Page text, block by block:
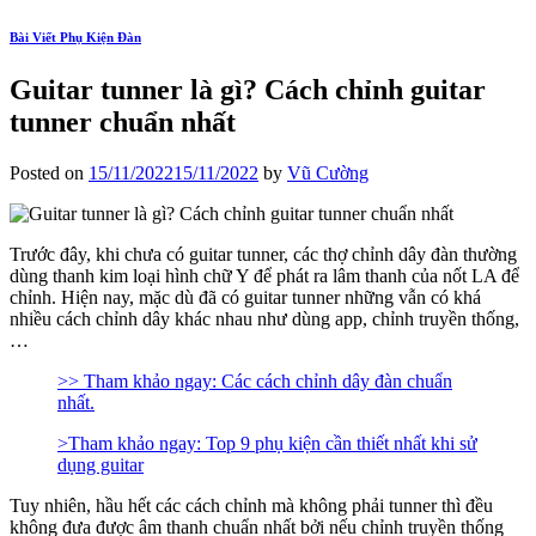
Bài Viết Phụ Kiện Đàn
Guitar tunner là gì? Cách chỉnh guitar
tunner chuẩn nhất
Posted on 15/11/202215/11/2022 by Vũ Cường
Trước đây, khi chưa có guitar tunner, các thợ chỉnh dây đàn thường
dùng thanh kim loại hình chữ Y để phát ra lâm thanh của nốt LA để
chỉnh. Hiện nay, mặc dù đã có guitar tunner những vẫn có khá
nhiều cách chỉnh dây khác nhau như dùng app, chỉnh truyền thống,
…
>> Tham khảo ngay: Các cách chỉnh dây đàn chuẩn
nhất.
>Tham khảo ngay: Top 9 phụ kiện cần thiết nhất khi sử
dụng guitar
Tuy nhiên, hầu hết các cách chỉnh mà không phải tunner thì đều
không đưa được âm thanh chuẩn nhất bởi nếu chỉnh truyền thống